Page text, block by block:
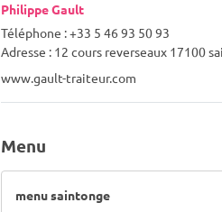
Philippe Gault
Téléphone : +33 5 46 93 50 93
Adresse : 12 cours reverseaux 17100
www.gault-traiteur.com
Menu
menu saintonge